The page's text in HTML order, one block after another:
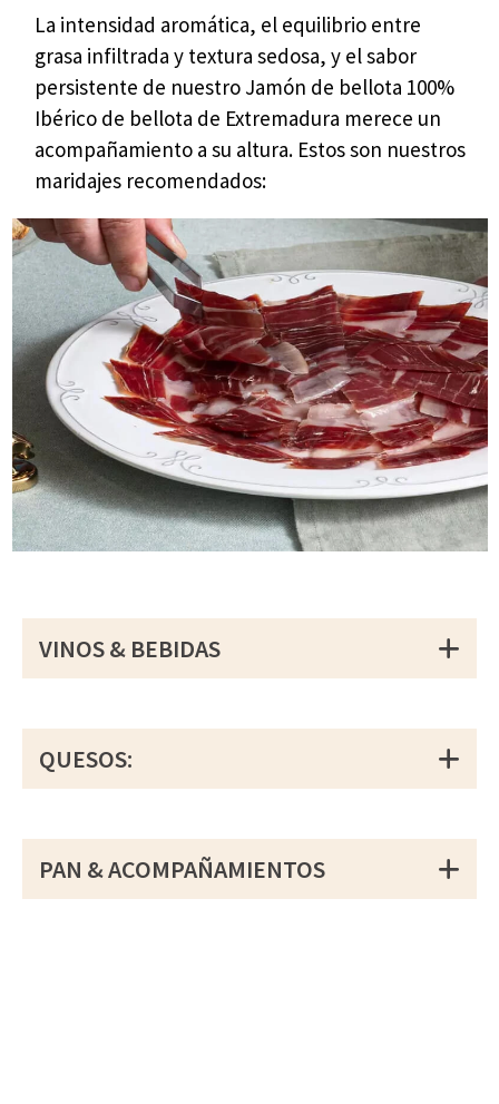
La intensidad aromática, el equilibrio entre
grasa infiltrada y textura sedosa, y el sabor
persistente de nuestro Jamón de bellota 100%
Ibérico de bellota de Extremadura merece un
acompañamiento a su altura. Estos son nuestros
maridajes recomendados:
VINOS & BEBIDAS
QUESOS:
PAN & ACOMPAÑAMIENTOS